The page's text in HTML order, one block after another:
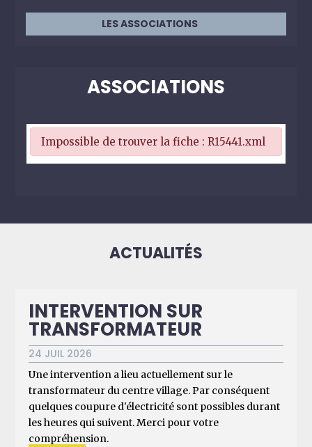
LES ASSOCIATIONS
ASSOCIATIONS
Impossible de trouver la fiche : R15441.xml
ACTUALITÉS
INTERVENTION SUR
TRANSFORMATEUR
24 JUIL 2026
Une intervention a lieu actuellement sur le
transformateur du centre village. Par conséquent
quelques coupure d'électricité sont possibles durant
les heures qui suivent. Merci pour votre
compréhension.